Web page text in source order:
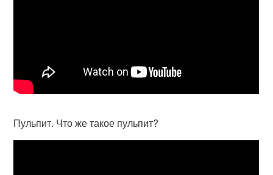
Пульпит. Что же такое пульпит?